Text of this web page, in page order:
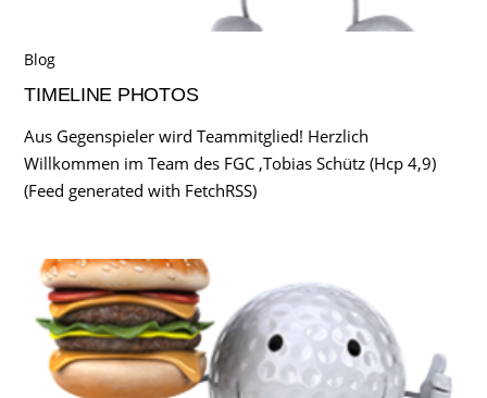
Blog
TIMELINE PHOTOS
Aus Gegenspieler wird Teammitglied! Herzlich
Willkommen im Team des FGC ,Tobias Schütz (Hcp 4,9)
(Feed generated with FetchRSS)